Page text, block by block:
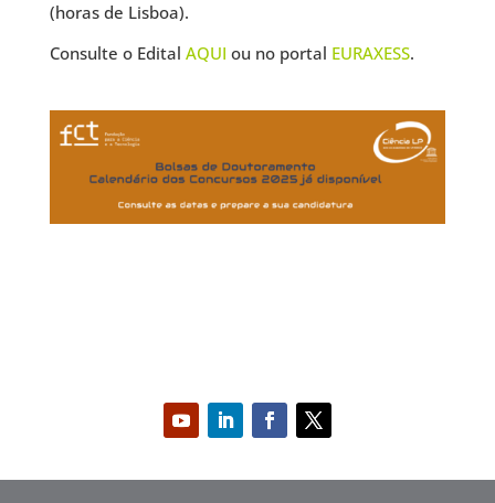
(horas de Lisboa).
Consulte o Edital AQUI ou no portal EURAXESS.